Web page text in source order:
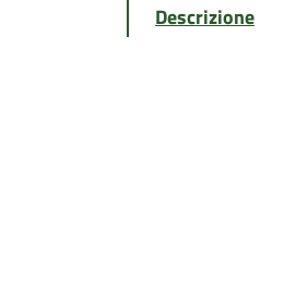
Descrizione